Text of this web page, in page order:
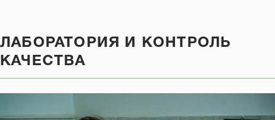
ЛАБОРАТОРИЯ И КОНТРОЛЬ
КАЧЕСТВА